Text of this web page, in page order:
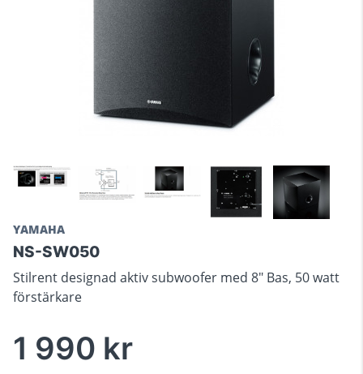
YAMAHA
NS-SW050
Stilrent designad aktiv subwoofer med 8" Bas, 50 watt
förstärkare
1 990 kr